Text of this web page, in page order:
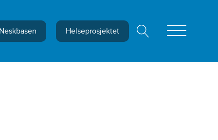
Neskbasen Helseprosjektet